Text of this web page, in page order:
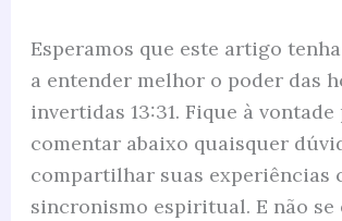
Esperamos que este artigo
a entender melhor o poder das
invertidas 13:31. Fique à vontade
comentar abaixo quaisquer
compartilhar suas experiências
sincronismo espiritual. E não se